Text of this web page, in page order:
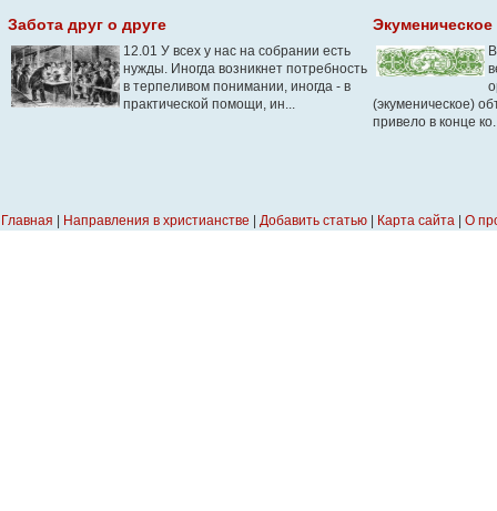
Забота друг о друге
12.01 У всех у нас на собрании есть
нужды. Иногда возникнет потребность
в терпеливом понимании, иногда - в
практической помощи, ин...
(экуменическое)
привело в конце
Главная Направления в христианстве Добавить статью Карта сайта О